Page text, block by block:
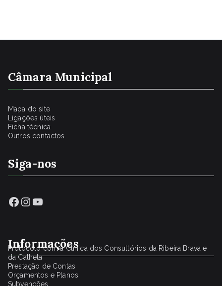
Câmara Municipal
Mapa do site
Ligações úteis
Ficha técnica
Outros contactos
Siga-nos
Facebook
Instagram
YouTube
Informações
Protocolo com a Clínica dos Consultórios da Ribeira Brava e
da Calheta
Prestação de Contas
Orçamentos e Planos
Subvenções